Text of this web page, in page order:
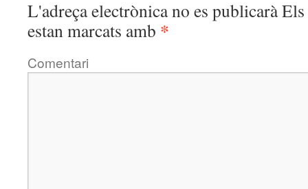
L'adreça electrònica no es publicaràEls
estan marcats amb *
Comentari